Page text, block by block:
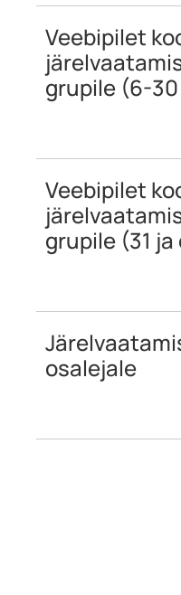
Veebipilet
grupile (6-
Veebipilet
grupile (31
osalejale